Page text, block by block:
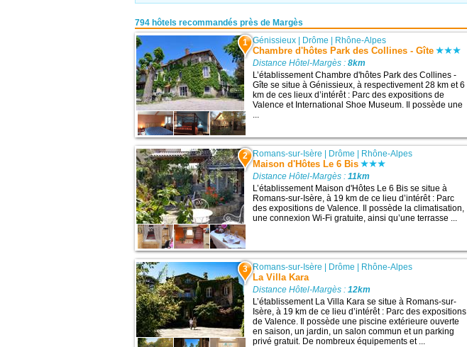
794 hôtels recommandés près de Margès
1 Génissieux | Drôme | Rhône-Alpes
Chambre d'hôtes Park des Collines - Gîte
Distance Hôtel-Margès :8km
L’établissement Chambre d'hôtes Park des Collines -
Gîte se situe à Génissieux, à respectivement 28 km et 6
km de ces lieux d’intérêt : Parc des expositions de
Valence et International Shoe Museum. Il possède une
2 Romans-sur-Isère | Drôme | Rhône-Alpes
Maison d'Hôtes Le 6 Bis
Distance Hôtel-Margès :11km
L’établissement Maison d'Hôtes Le 6 Bis se situe à
Romans-sur-Isère, à 19 km de ce lieu d’intérêt : Parc
des expositions de Valence. Il possède la climatisation,
une connexion Wi-Fi gratuite, ainsi qu’une terrasse ...
3 Romans-sur-Isère Drôme Rhône-Alpes
La Villa Kara
Distance Hôtel-Margès :12km
L’établissement La Villa Kara se situe à Romans-sur-
Isère, à 19 km de ce lieu d’intérêt : Parc des expositions
de Valence. Il possède une piscine extérieure ouverte
en saison, un jardin, un salon commun et un parking
privé gratuit. De nombreux équipements et ...